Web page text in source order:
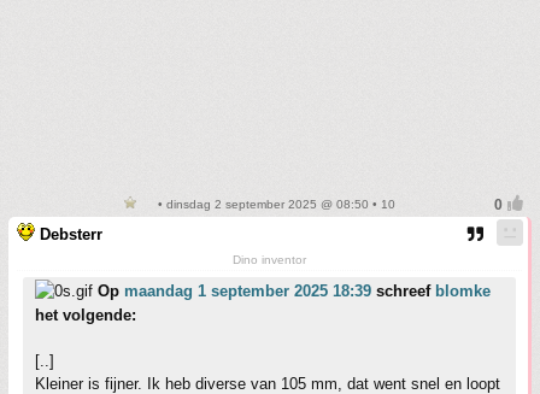
• dinsdag 2 september 2025 @ 08:50 • 10
Debsterr
Dino inventor
Op maandag 1 september 2025 18:39 schreef blomke
het volgende:
[..]
Kleiner is fijner. Ik heb diverse van 105 mm, dat went snel en loopt